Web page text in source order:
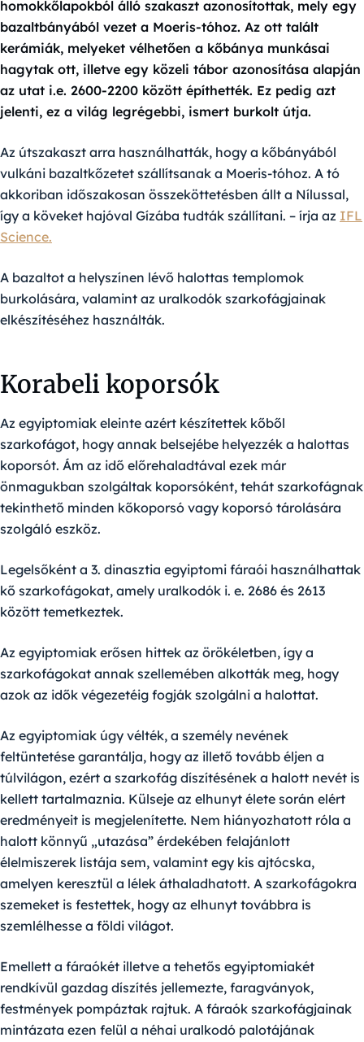
homokkőlapokból álló szakaszt azonosítottak, mely egy
bazaltbányából vezet a Moeris-tóhoz. Az ott talált
kerámiák, melyeket vélhetően a kőbánya munkásai
hagytak ott, illetve egy közeli tábor azonosítása alapján
az utat i.e. 2600-2200 között építhették. Ez pedig azt
jelenti, ez a világ legrégebbi, ismert burkolt útja.
Az útszakaszt arra használhatták, hogy a kőbányából
vulkáni bazaltkőzetet szállítsanak a Moeris-tóhoz. A tó
akkoriban időszakosan összeköttetésben állt a Nílussal,
így a köveket hajóval Gízába tudták szállítani. – írja az IFL
Science.
A bazaltot a helyszínen lévő halottas templomok
burkolására, valamint az uralkodók szarkofágjainak
elkészítéséhez használták.
Korabeli koporsók
Az egyiptomiak eleinte azért készítettek kőből
szarkofágot, hogy annak belsejébe helyezzék a halottas
koporsót. Ám az idő előrehaladtával ezek már
önmagukban szolgáltak koporsóként, tehát szarkofágnak
tekinthető minden kőkoporsó vagy koporsó tárolására
szolgáló eszköz.
Legelsőként a 3. dinasztia egyiptomi fáraói használhattak
kő szarkofágokat, amely uralkodók i. e. 2686 és 2613
között temetkeztek.
Az egyiptomiak erősen hittek az örökéletben, így a
szarkofágokat annak szellemében alkották meg, hogy
azok az idők végezetéig fogják szolgálni a halottat.
Az egyiptomiak úgy vélték, a személy nevének
feltüntetése garantálja, hogy az illető tovább éljen a
túlvilágon, ezért a szarkofág díszítésének a halott nevét is
kellett tartalmaznia. Külseje az elhunyt élete során elért
eredményeit is megjelenítette. Nem hiányozhatott róla a
halott könnyű „utazása” érdekében felajánlott
élelmiszerek listája sem, valamint egy kis ajtócska,
amelyen keresztül a lélek áthaladhatott. A szarkofágokra
szemeket is festettek, hogy az elhunyt továbbra is
szemlélhesse a földi világot.
Emellett a fáraókét illetve a tehetős egyiptomiakét
rendkívül gazdag díszítés jellemezte, faragványok,
festmények pompáztak rajtuk. A fáraók szarkofágjainak
mintázata ezen felül a néhai uralkodó palotájának